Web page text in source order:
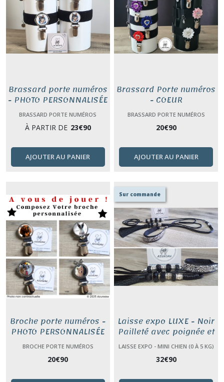
Brassard porte numéros
- PHOTO PERSONNALISÉE
BRASSARD PORTE NUMÉROS
À PARTIR DE 23€90
AJOUTER AU PANIER
Brassard Porte numéros
- COEUR
BRASSARD PORTE NUMÉROS
20€90
AJOUTER AU PANIER
Broche porte numéros -
PHOTO PERSONNALISÉE
BROCHE PORTE NUMÉROS
20€90
Sur commande
Laisse expo LUXE - Noir
Pailleté avec poignée et
pompon
LAISSE EXPO - MINI CHIEN (0 À 5 KG)
32€90